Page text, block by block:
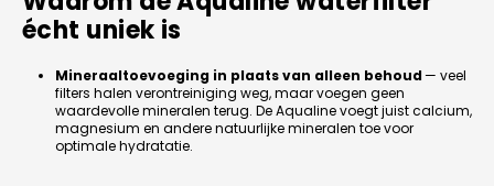
écht uniek is
Mineraaltoevoeging in plaats van alleen behoud — veel
filters halen verontreiniging weg, maar voegen geen
waardevolle mineralen terug. De Aqualine voegt juist calcium,
magnesium en andere natuurlijke mineralen toe voor
optimale hydratatie.